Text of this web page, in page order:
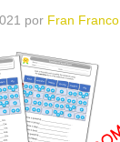
por Fran Franco